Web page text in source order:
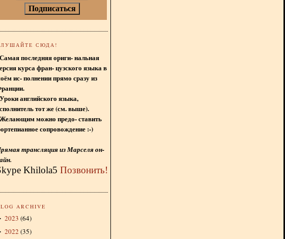
СЮДА!
последняя ориги- нальная
курса фран- цузского языка в
ис- полнении прямо сразу из
английского языка,
тот же (см. выше).
можно предо- ставить
сопровождение :-)
трансляция из Марселя он-
Khilola5 Позвонить!
ARCHIVE
2023 (64)
2022 (35)